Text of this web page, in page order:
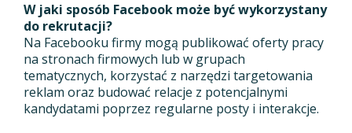
W jaki sposób Facebook może być wykorzystany
do rekrutacji?
Na Facebooku firmy mogą publikować oferty pracy
na stronach firmowych lub w grupach
tematycznych, korzystać z narzędzi targetowania
reklam oraz budować relacje z potencjalnymi
kandydatami poprzez regularne posty i interakcje.